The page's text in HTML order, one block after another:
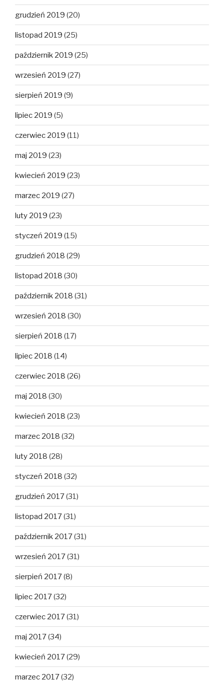
grudzień 2019 (20)
listopad 2019 (25)
październik 2019 (25)
wrzesień 2019 (27)
sierpień 2019 (9)
lipiec 2019 (5)
czerwiec 2019 (11)
maj 2019 (23)
kwiecień 2019 (23)
marzec 2019 (27)
luty 2019 (23)
styczeń 2019 (15)
grudzień 2018 (29)
listopad 2018 (30)
październik 2018 (31)
wrzesień 2018 (30)
sierpień 2018 (17)
lipiec 2018 (14)
czerwiec 2018 (26)
maj 2018 (30)
kwiecień 2018 (23)
marzec 2018 (32)
luty 2018 (28)
styczeń 2018 (32)
grudzień 2017(31)
listopad 2017(31)
październik 2017(31)
wrzesień 2017(31)
sierpień 2017(8)
lipiec 2017(32)
czerwiec 2017(31)
maj 2017(34)
kwiecień 2017(29)
marzec 2017(32)